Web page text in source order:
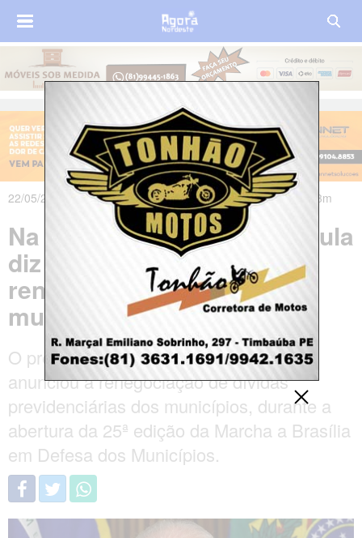
22/05/2024 às 00h36m - Atualizado em 22/05/2024 às 06h43m
Na Marcha dos Prefeitos, Lula
diz que governo vai
renegociar dívidas de
municípios
O presidente Luiz Inácio Lula da Silva
anunciou a renegociação de dívidas
previdenciárias dos municípios, durante a
abertura da 25ª edição da Marcha a Brasília
em Defesa dos Municípios.